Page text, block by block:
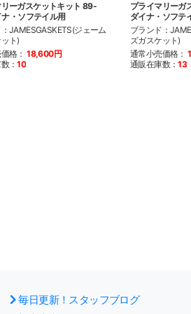
ーガスケットキット 89-
・ソフテイル用
JAMESGASKETS(ジェーム
ト)
格： 18,600円
：10
プライマリーガ
ダイナ・ソフテ
ブランド：
ズガスケット)
通常小売価格：
通販在庫数：13
毎日更新！スタッフブログ